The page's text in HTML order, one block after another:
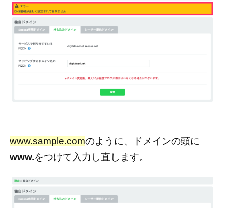
www.sample.comのように、ドメインの頭に
www.をつけて入力し直します。